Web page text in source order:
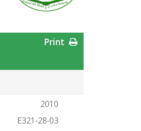
2010
28-03-E321